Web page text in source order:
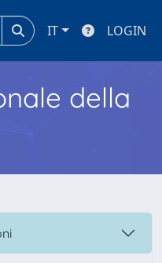
IT LOGIN
della